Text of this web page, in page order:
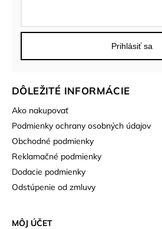
DÔLEŽITÉ INFORMÁCIE
Ako nakupovať
Podmienky ochrany osobných údajov
Obchodné podmienky
Reklamačné podmienky
Dodacie podmienky
Odstúpenie od zmluvy
MÔJ ÚČET
Prihlásiť sa